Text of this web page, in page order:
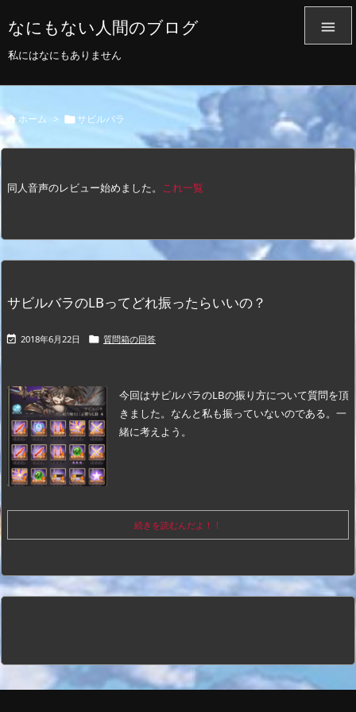
なにもない人間のブログ
私にはなにもありません

 ホーム > サビルバラ
同人音声のレビュー始めました。 これ一覧
サビルバラのLBってどれ振ったらいいの？
 2018年6月22日  質問箱の回答
今回はサビルバラのLBの振り方について質問を頂
きました。 なんと私も振っていないのである。一
緒に考えよう。
続きを読むんだよ！！